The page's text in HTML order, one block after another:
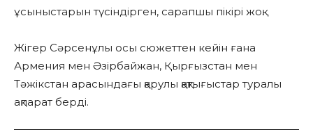
ұсыныстарын түсіндірген, сарапшы пікірі жоқ.
Жігер Сәрсенұлы осы сюжеттен кейін ғана
Армения мен Әзірбайжан, Қырғызстан мен
Тәжікстан арасындағы қарулы қақтығыстар туралы
ақпарат берді.